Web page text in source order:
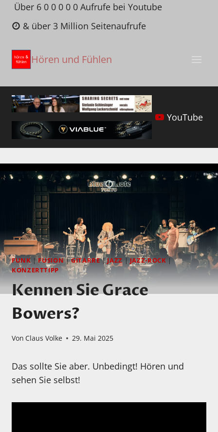
Zum
Inhalt
springen
Über 6 0 0 0 0 0 Aufrufe bei Youtube
& über 3 Million Seitenaufrufe
Hören und Fühlen
YouTube
FUNK|FUSION|GITARRE|JAZZ|JAZZ-ROCK |
KONZERTTIPP
Kennen Sie Grace
Bowers?
Von Claus Volke 29. Mai 2025
Das sollte Sie aber. Unbedingt! Hören und
sehen Sie selbst!